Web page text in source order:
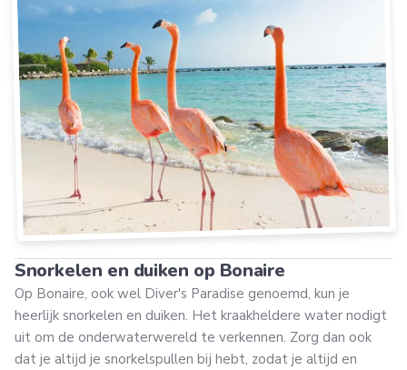
Snorkelen en duiken op Bonaire
Op Bonaire, ook wel Diver's Paradise genoemd, kun je
heerlijk snorkelen en duiken. Het kraakheldere water nodigt
uit om de onderwaterwereld te verkennen. Zorg dan ook
dat je altijd je snorkelspullen bij hebt, zodat je altijd en